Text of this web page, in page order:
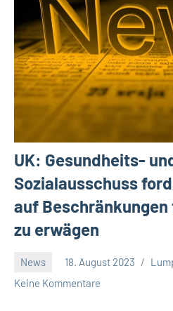
UK: Gesundheits-
Sozialausschuss
auf
zu erwägen
News 18. August 2023
Keine Kommentare